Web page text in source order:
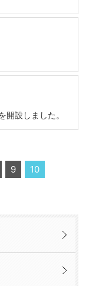
設しました。
9 10